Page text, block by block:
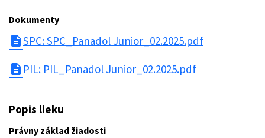
Dokumenty
descriptionSPC: SPC_Panadol Junior_02.2025.pdf
description PIL: PIL_Panadol Junior_02.2025.pdf
Popis lieku
Právny základ žiadosti